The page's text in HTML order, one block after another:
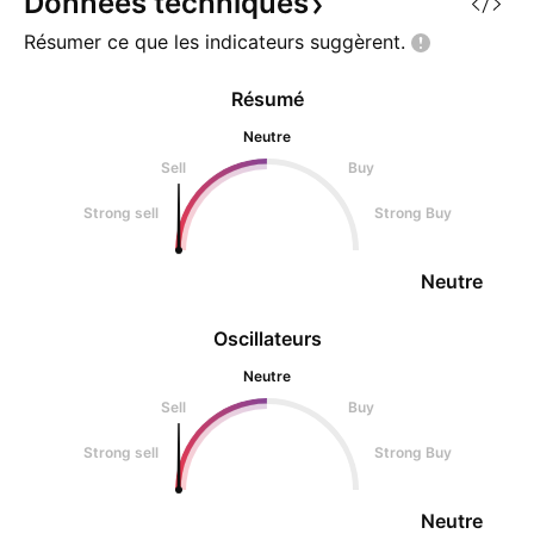
piégés au
Résumer ce que les indicateurs suggèrent.
Oscillateurs
Neutre
Sell
Buy
Strong sell Strong Buy
Neutre
Résumé
Neutre
Sell
Buy
Strong sell Strong Buy
Neutre